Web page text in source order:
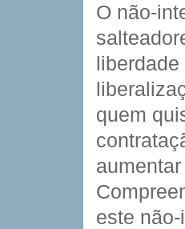
O não-
quem
este